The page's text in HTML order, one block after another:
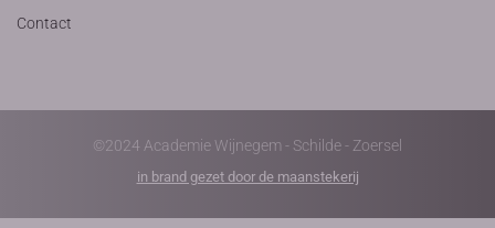
Contact
©2024 Academie Wijnegem - Schilde - Zoersel
in brand gezet door de maanstekerij